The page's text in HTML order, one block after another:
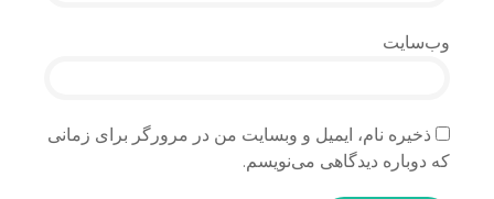
وب‌سایت
ذخیره نام، ایمیل و وبسایت من در مرورگر برای زمانی
که دوباره دیدگاهی می‌نویسم.